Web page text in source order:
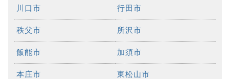
川口市 行田市
秩父市 所沢市
飯能市 加須市
本庄市 東松山市